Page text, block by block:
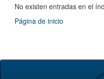
No existen entradas en el
Página de inicio